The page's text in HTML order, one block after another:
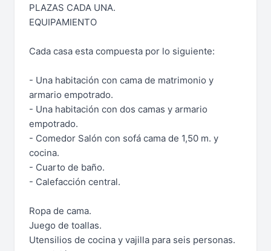
PLAZAS CADA UNA.
EQUIPAMIENTO
Cada casa esta compuesta por lo siguiente:
- Una habitación con cama de matrimonio y
armario empotrado.
- Una habitación con dos camas y armario
empotrado.
- Comedor Salón con sofá cama de 1,50 m. y
cocina.
- Cuarto de baño.
- Calefacción central.
Ropa de cama.
Juego de toallas.
Utensilios de cocina y vajilla para seis personas.